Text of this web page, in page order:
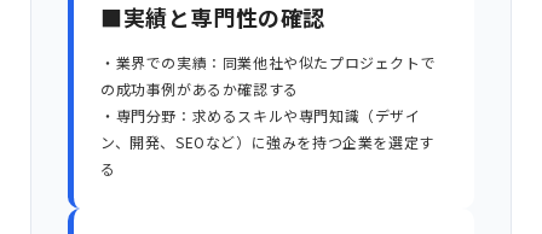
■実績と専門性の確認
・業界での実績：同業他社や似たプロジェクトで
の成功事例があるか確認する
・専門分野：求めるスキルや専門知識（デザイ
ン、開発、SEOなど）に強みを持つ企業を選定す
る